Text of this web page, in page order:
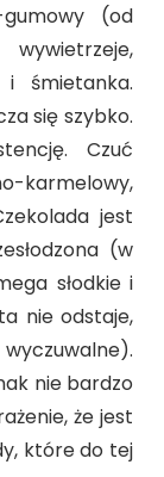
(od
śmietanka.
się szybko.
Czuć
karmelowy,
jest
(w
słodkie i
nie odstaje,
nie bardzo
że jest
które do tej